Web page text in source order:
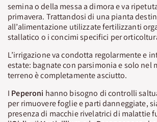
semina o della messa a dimora e va
primavera. Trattandosi di una pianta
all’alimentazione utilizzate fertilizzanti
stallatico o i concimi specifici per
L’irrigazione va condotta regolarmente e
estate: bagnate con parsimonia e solo nel
terreno è completamente asciutto.
I Peperoni hanno bisogno di controlli
per rimuovere foglie e parti danneggiate,
presenza di macchie rivelatrici di malattie